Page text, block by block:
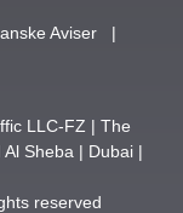
Aviser|
LLC-FZ | The
Sheba | Dubai |
reserved